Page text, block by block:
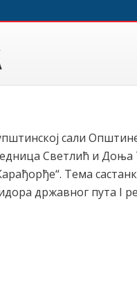
сали
Светлић и Доња
Тема
државног пута I